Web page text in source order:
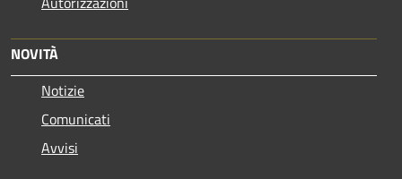
NOVITÀ
Notizie
Comunicati
Avvisi